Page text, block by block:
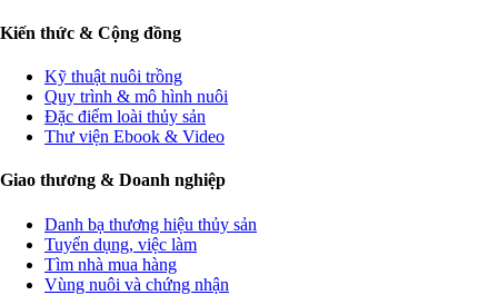
Kiến thức & Cộng đồng
Kỹ thuật nuôi trồng
Quy trình & mô hình nuôi
Đặc điểm loài thủy sản
Thư viện Ebook & Video
Giao thương & Doanh nghiệp
Danh bạ thương hiệu thủy sản
Tuyển dụng, việc làm
Tìm nhà mua hàng
Vùng nuôi và chứng nhận